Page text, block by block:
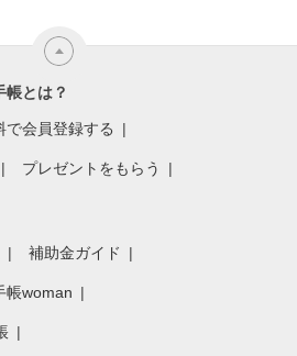
帳とは？
で会員登録する
プレゼントをもらう
補助金ガイド
帳woman